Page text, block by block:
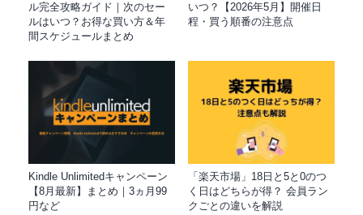
ル完全攻略ガイド｜次のセー
ルはいつ？お得な買い方＆年
間スケジュールまとめ
いつ？【2026年5月】開催日
程・買う順番の注意点
Kindle Unlimitedキャンペーン
【8月最新】まとめ｜3ヵ月99
円など
「楽天市場」18日と5と0のつ
く日はどちらが得？ 会員ラン
クごとの違いを解説